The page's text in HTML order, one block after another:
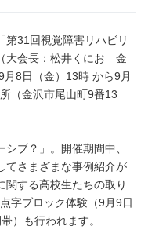
第31回視覚障害リハビリ
大会長：松井くにお 金
8日（金）13時 から9月
（金沢市尾山町9番13
ブ？」。開催期間中、
てさまざまな事例紹介が
関する高校生たちの取り
字ブロック体験（9月9日
）も行われます。